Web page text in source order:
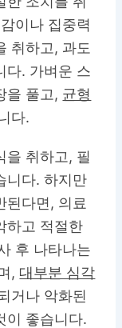
이나 집중력
취하고, 과도
다. 가벼운 스
을 풀고, 균형
다.
을 취하고, 필
니다. 하지만
된다면, 의료
하고 적절한
후 나타나는
, 대부분 심각
거나 악화된
이 좋습니다.